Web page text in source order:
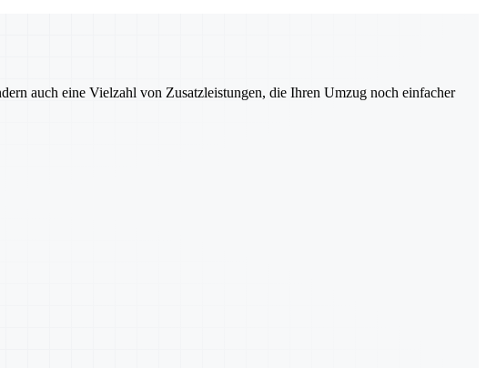
auch eine Vielzahl von Zusatzleistungen, die Ihren Umzug noch einfacher